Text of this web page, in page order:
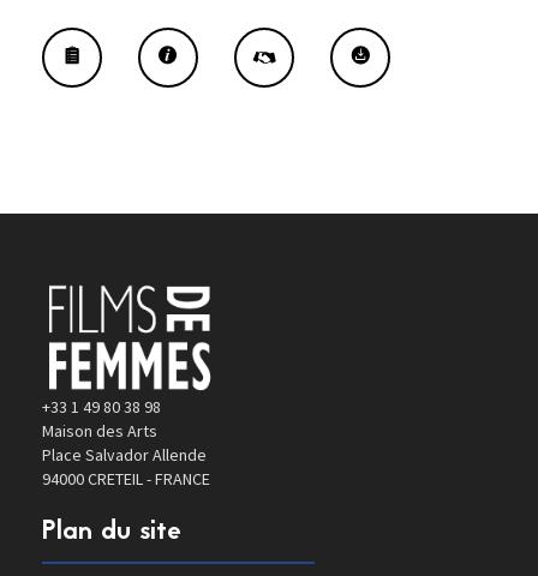
+33 1 49 80 38 98
Maison des Arts
Place Salvador Allende
94000 CRETEIL - FRANCE
Plan du site